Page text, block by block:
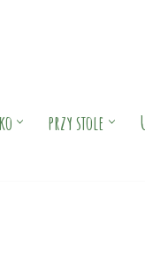
przy stole